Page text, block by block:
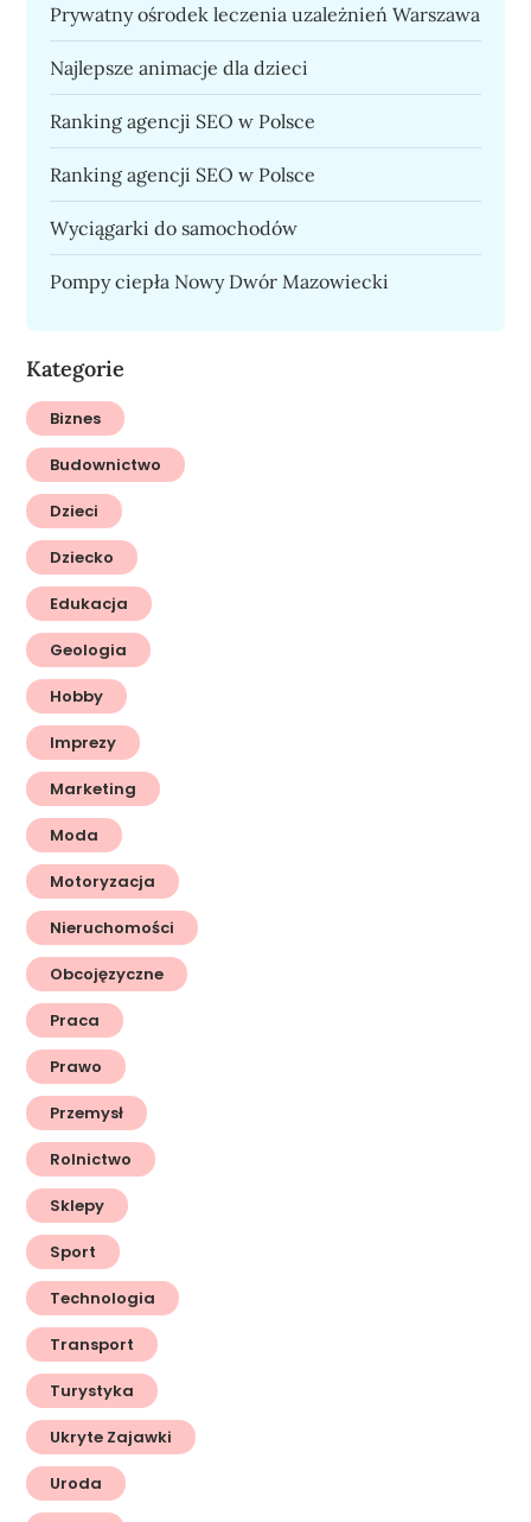
Prywatny ośrodek leczenia uzależnień Warszawa
Najlepsze animacje dla dzieci
Ranking agencji SEO w Polsce
Ranking agencji SEO w Polsce
Wyciągarki do samochodów
Pompy ciepła Nowy Dwór Mazowiecki
Kategorie
Biznes
Budownictwo
Dzieci
Dziecko
Edukacja
Geologia
Hobby
Imprezy
Marketing
Moda
Motoryzacja
Nieruchomości
Obcojęzyczne
Praca
Prawo
Przemysł
Rolnictwo
Sklepy
Sport
Technologia
Transport
Turystyka
Ukryte Zajawki
Uroda